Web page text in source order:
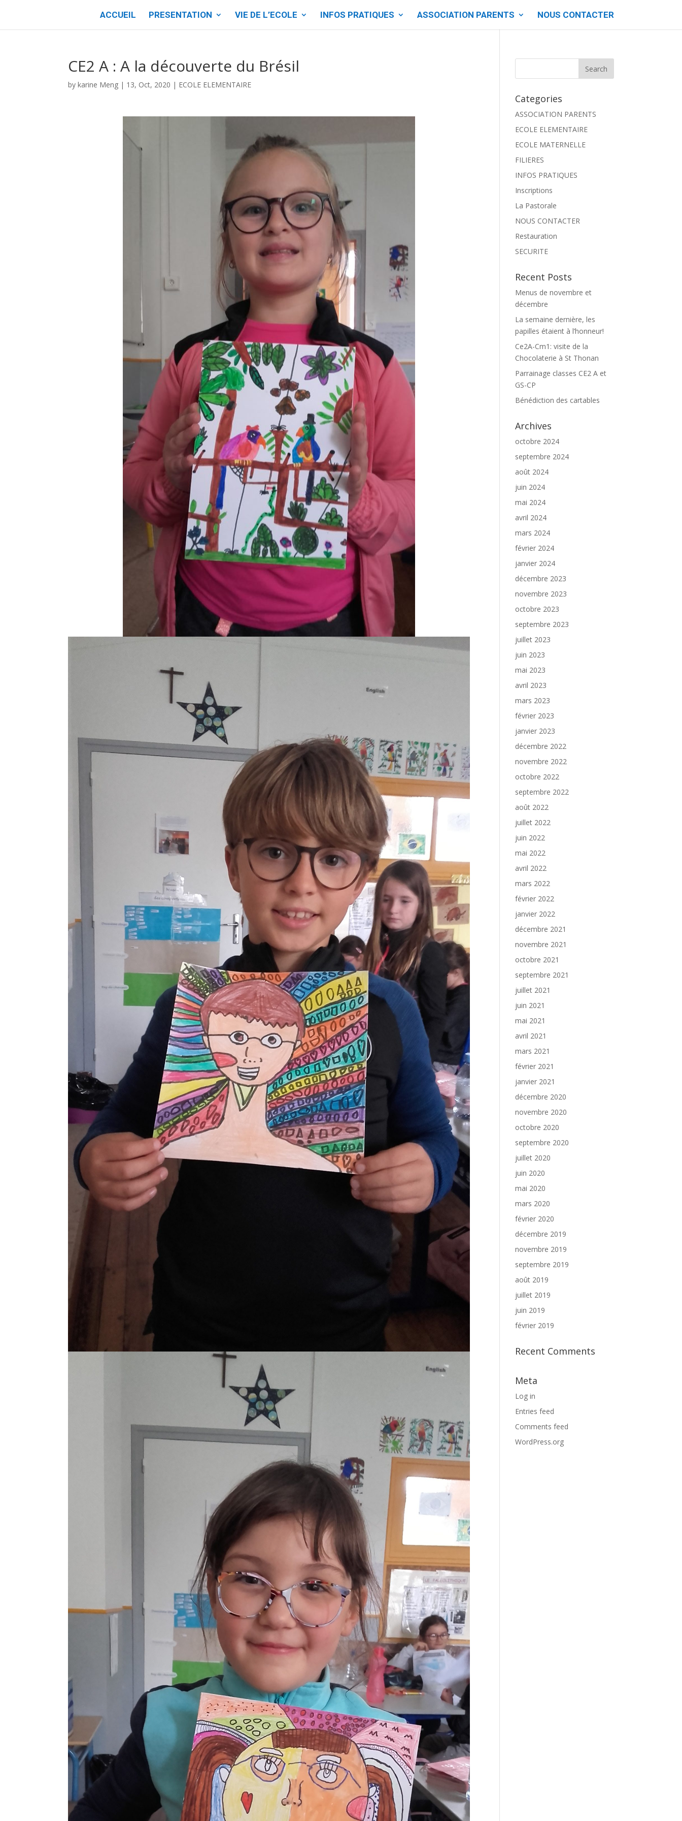
ACCUEIL PRESENTATION VIE DE L’ECOLE INFOS PRATIQUES ASSOCIATION PARENTS NOUS CONTACTER
CE2 A : A la découverte du Brésil
bykarine Meng | 13, Oct, 2020 | ECOLE ELEMENTAIRE
Categories
ASSOCIATION PARENTS
ECOLE ELEMENTAIRE
ECOLE MATERNELLE
FILIERES
INFOS PRATIQUES
Inscriptions
La Pastorale
NOUS CONTACTER
Restauration
SECURITE
Recent Posts
Menus de novembre et
décembre
La semaine dernière, les
papilles étaient à l’honneur!
Ce2A-Cm1: visite de la
Chocolaterie à St Thonan
Parrainage classes CE2 A et
GS-CP
Bénédiction des cartables
Archives
octobre 2024
septembre 2024
août 2024
juin 2024
mai 2024
avril 2024
mars 2024
février 2024
janvier 2024
décembre 2023
novembre 2023
octobre 2023
septembre 2023
juillet 2023
juin 2023
mai 2023
avril 2023
mars 2023
février 2023
janvier 2023
décembre 2022
novembre 2022
octobre 2022
septembre 2022
août 2022
juillet 2022
juin 2022
mai 2022
avril 2022
mars 2022
février 2022
janvier 2022
décembre 2021
novembre 2021
octobre 2021
septembre 2021
juillet 2021
juin 2021
mai 2021
avril 2021
mars 2021
février 2021
janvier 2021
décembre 2020
novembre 2020
octobre 2020
septembre 2020
juillet 2020
juin 2020
mai 2020
mars 2020
février 2020
décembre 2019
novembre 2019
septembre 2019
août 2019
juillet 2019
juin 2019
février 2019
Recent Comments
Meta
Log in
Entries feed
Comments feed
WordPress.org